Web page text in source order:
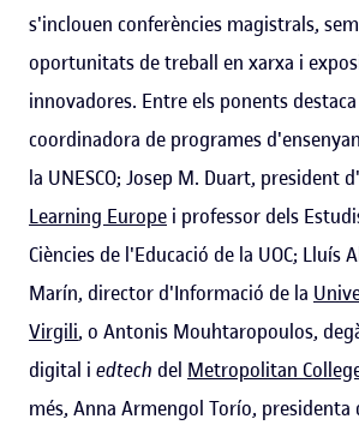
s'inclouen conferències magistrals,
oportunitats de treball en xarxa i
innovadores. Entre els ponents
coordinadora de programes
la UNESCO; Josep M. Duart, president d'
Learning Europe i professor dels
Ciències de l'Educació de la UOC; Lluís
Marín, director d'Informació de la
Virgili, o Antonis Mouhtaropoulos,
digital i edtech del Metropolitan
més, Anna Armengol Torío, presidenta